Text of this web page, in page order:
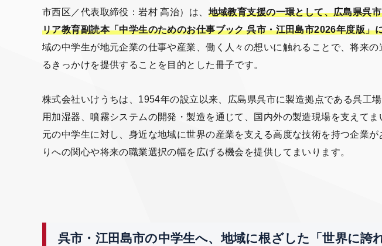
市西区／代表取締役：岩村 高治）は、 地域教育支援の一環として、広島県呉
リア教育副読本「中学生のためのお仕事ブック 呉市・江田島市2026年度版」
域の中学生が地元企業の仕事や産業、働く人々の想いに触れることで、将来
るきっかけを提供することを目的とした冊子です。
株式会社いけうちは、1954年の設立以来、広島県呉市に製造拠点である呉工
用加湿器、噴霧システムの開発・製造を通じて、国内外の製造現場を支えて
元の中学生に対し、身近な地域に世界の産業を支える高度な技術を持つ企業が
りへの関心や将来の職業選択の幅を広げる機会を提供してまいります。
呉市・江田島市の中学生へ、地域に根ざした「世界に誇